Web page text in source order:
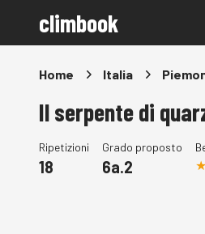
climbook
Home Italia
Il serpente di
Ripetizioni
18
Grado proposto
6a.2